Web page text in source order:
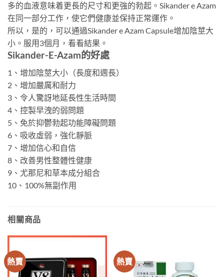
多的血液意味着更長的尺寸和更強的勃起。Sikander e Azam
在同一部分工作，使它們健康並保持正常運作。
所以，是的，可以通過Sikander e Azam Capsule增加陰莖大
小。服用3個月，看看結果。
Sikander-E-Azam的好處
1、增加陰莖大小（長度和週長）
2、增加嚴厲和耐力
3、令人驚訝地延長性生活時間
4、控製早洩的弱問題
5、免於抑鬱勃起功能障礙問題
6、吸收虛弱，強化靜脈
7、增加信心和自信
8、改善男性整體性健康
9、尤那尼和草本成分組合
10、100%無副作用
相關商品
熱賣 熱賣